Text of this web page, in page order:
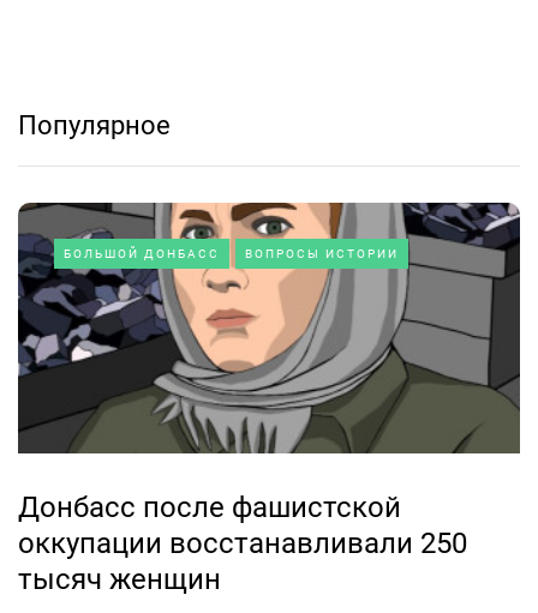
Популярное
БОЛЬШОЙ ДОНБАСС ВОПРОСЫ ИСТОРИИ
Донбасс после фашистской
оккупации восстанавливали 250
тысяч женщин